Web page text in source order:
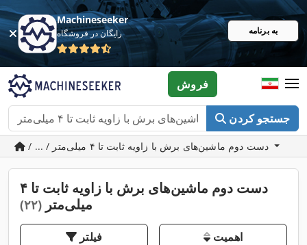
Machineseeker
رایگان در فروشگاه به برنامه
جستجو کردن
فروش
/ ... / دست دوم ماشین‌های برش با زاویه ثابت تا ۴ میلی‌متر
دست دوم ماشین‌های برش با زاویه ثابت تا ۴
میلی‌متر (۲۲)
فیلتر اهمیت